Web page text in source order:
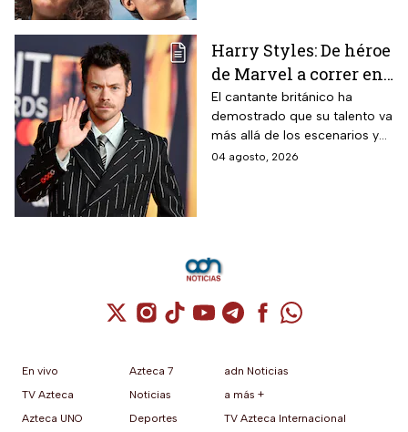
Harry Styles: De héroe
de Marvel a correr en
Chapultepec; las
apariciones del
cantante en el cine
El cantante británico ha
demostrado que su talento va
más allá de los escenarios y
ha llegado a la pantalla
04 agosto, 2026
Cuenta de X / Twitter (se abre en una
Cuenta de Instagram (se abre en una
Cuenta de TikTok (se abre en
Cuenta de YouTube (se abre
Cuenta de Telegram (se
Cuenta de
Cuenta de
En vivo
TV Azteca
Azteca UNO
Azteca 7
Noticias
Deportes
adn Noticias
a más +
TV Azteca Internacional